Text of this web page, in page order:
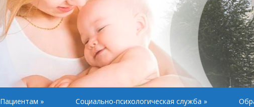
Пациентам » Социально-психологическая служба »